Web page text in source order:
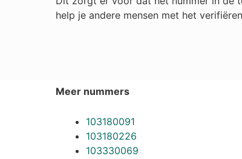
help je andere mensen met het
Meer nummers
103180091
103180226
103330069